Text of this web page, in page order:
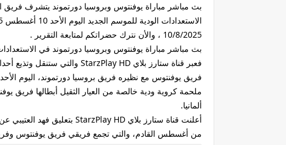
بث مباشر مباراة يوفنتوس وبروسيا دورتموند يتشرف
10/8/2025 ، والأن نترك حضراتكم لمتابعة التقرير .
بث مباشر مباراة يوفنتوس وبروسيا دورتموند في
فريق يوفنتوس مع نظيره فريق بروسيا دورتموند، اليوم
ملحمة كروية ودية خالصة من العيار الثقيل أبطالها فريق
ألمانيا.
من أغسطس القادم، والتي تجمع فريقي فريق يوفنتوس